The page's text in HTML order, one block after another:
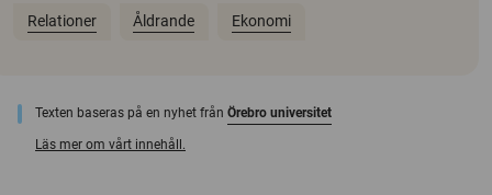
Relationer Åldrande Ekonomi
Texten baseras på en nyhet från Örebro universitet
Läs mer om vårt innehåll.